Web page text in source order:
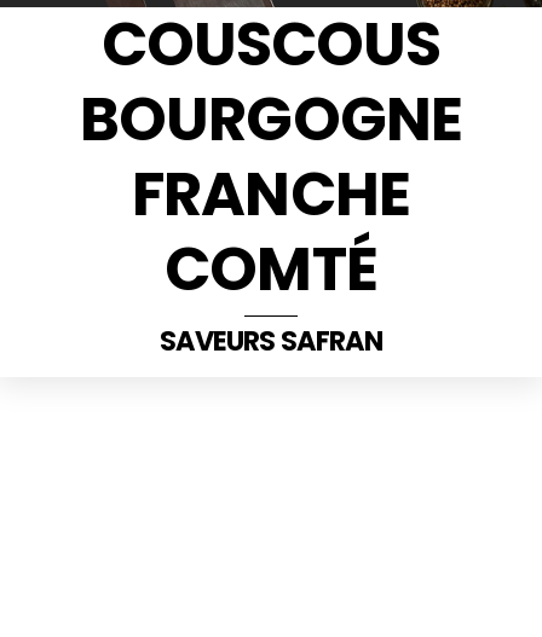
COUSCOUS
BOURGOGNE
FRANCHE
COMTÉ
SAVEURS SAFRAN